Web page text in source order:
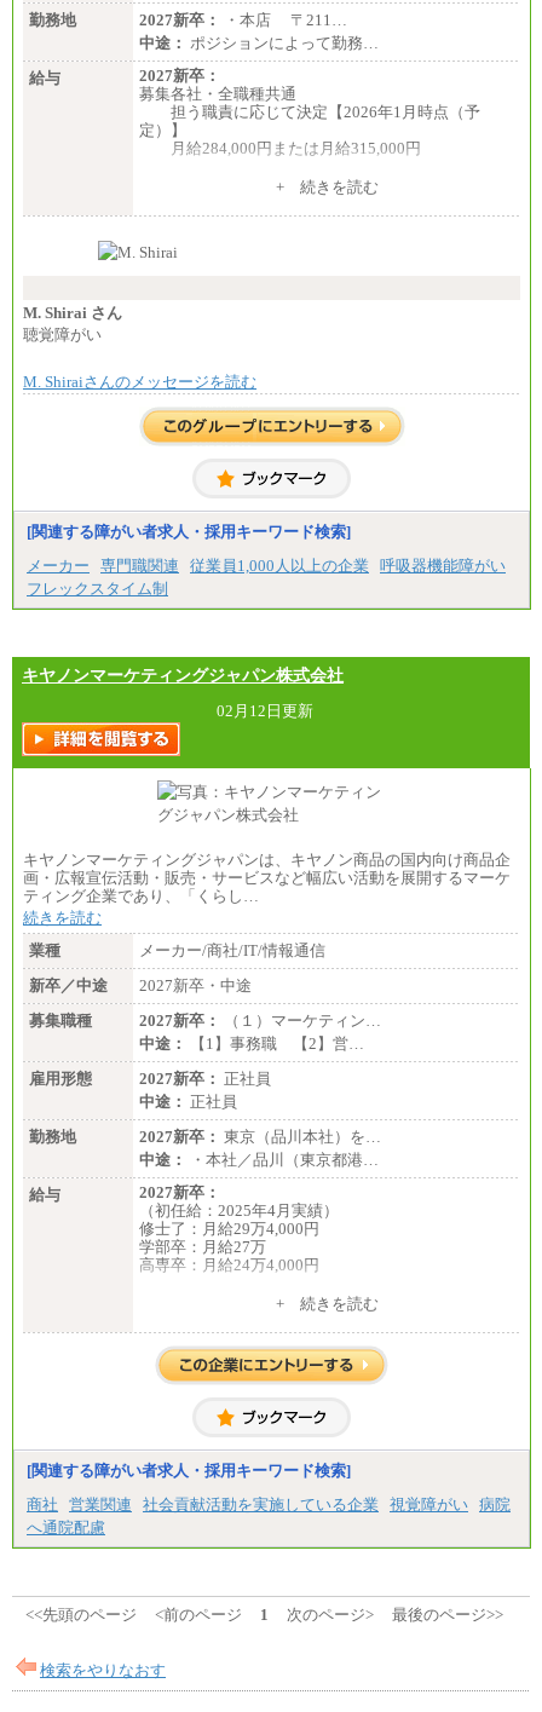
勤務地
2027新卒：
・本店 〒211…
中途： ポジションによって勤務…
給与
2027新卒：
募集各社・全職種共通
担う職責に応じて決定【2026年1月時点（予
定）】
月給284,000円または月給315,000円
※入社後早期から、自律的な業務遂行が求めら
す。
い職責を担う方については、さらに高い金額を個別
※上記に加え、所定労働時間外に勤務をした場
※試用期間中も給与に変更はございません。
＜募集各社・全職種共通＞
月給21万円以上～
※試用期間中の給与に変更はありません。
ます。
+ 続きを読む
M. Shirai さん
聴覚障がい
M. Shiraiさんのメッセージを読む
[関連する障がい者求人・採用キーワード検索]
メーカー
専門職関連 従業員1,000人以上の企業
呼吸器機能障がい
フレックスタイム制
キヤノンマーケティングジャパン株式会社
02月12日更新
キヤノンマーケティングジャパンは、キヤノン商品の国内向け商品企
画・広報宣伝活動・販売・サービスなど幅広い活動を展開するマーケ
ティング企業であり、「くらし…
続きを読む
業種
メーカー/商社/IT/情報通信
新卒／中途
2027新卒・中途
募集職種
2027新卒：
（１）マーケティン…
中途：
【1】事務職 【2】営…
雇用形態
2027新卒： 正社員
中途： 正社員
勤務地
2027新卒： 東京（品川本社）を…
中途：
・本社／品川（東京都港…
給与
2027新卒：
（初任給：2025年4月実績）
修士了：月給29万4,000円
学部卒：月給27万
高専卒：月給24万4,000円
月給 250,000円～350,000円
想定年収 420万円～600万円
入社時の処遇（基本給・賞与）は経験・スキルを考
経験・スキルによっては、記載額を超える場合もあ
※試用期間中も給与に変更はございません。
+ 続きを読む
[関連する障がい者求人・採用キーワード検索]
商社
営業関連 社会貢献活動を実施している企業 視覚障がい 病院
へ通院配慮
<<先頭のページ <前のページ 1 次のページ> 最後のページ>>
検索をやりなおす